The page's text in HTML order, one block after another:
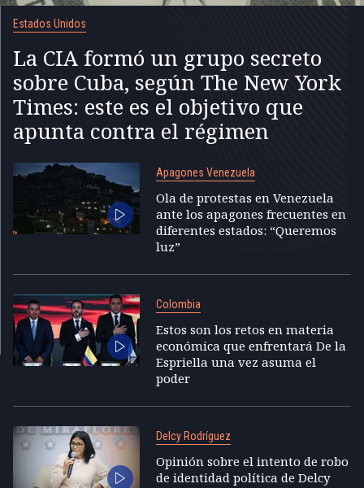
Estados Unidos
La CIA formó un grupo secreto
sobre Cuba, según The New York
Times: este es el objetivo que
apunta contra el régimen
Apagones Venezuela
Ola de protestas en Venezuela
ante los apagones frecuentes en
diferentes estados: “Queremos
luz”
Colombia
Estos son los retos en materia
económica que enfrentará De la
Espriella una vez asuma el
poder
Delcy Rodríguez
Opinión sobre el intento de robo
de identidad política de Delcy